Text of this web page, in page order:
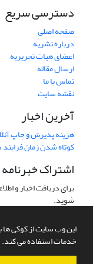
این وب سایت از کوکی ها
خدمات استفاده می کند.
دسترسی سریع
صفحه اصلی
درباره نشریه
اعضای هیات تحریریه
ارسال مقاله
تماس با ما
نقشه سایت
آخرین اخبار
هزینه پذیرش و چاپ
کوتاه شدن زمان فرایند
اشتراک خبرنامه
برای دریافت اخبار و
شوید.